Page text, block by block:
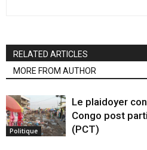
RELATED ARTICLES
MORE FROM AUTHOR
Politique
Le plaidoyer
Congo post
(PCT)